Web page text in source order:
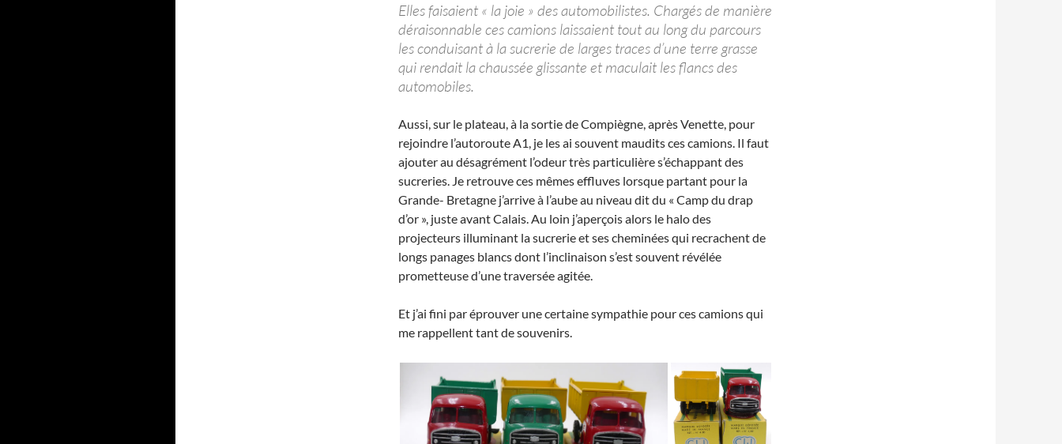
Elles faisaient « la joie » des automobilistes. Chargés de manière
déraisonnable ces camions laissaient tout au long du parcours
les conduisant à la sucrerie de larges traces d’une terre grasse
qui rendait la chaussée glissante et maculait les flancs des
automobiles.
Aussi, sur le plateau, à la sortie de Compiègne, après Venette, pour
rejoindre l’autoroute A1, je les ai souvent maudits ces camions. Il faut
ajouter au désagrément l’odeur très particulière s’échappant des
sucreries. Je retrouve ces mêmes effluves lorsque partant pour la
Grande- Bretagne j’arrive à l’aube au niveau dit du « Camp du drap
d’or », juste avant Calais. Au loin j’aperçois alors le halo des
projecteurs illuminant la sucrerie et ses cheminées qui recrachent de
longs panages blancs dont l’inclinaison s’est souvent révélée
prometteuse d’une traversée agitée.
Et j’ai fini par éprouver une certaine sympathie pour ces camions qui
me rappellent tant de souvenirs.